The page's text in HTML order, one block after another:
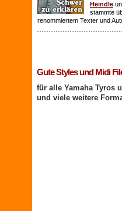
Heindle
stammte
renommiertem Texter und
Gute Styles und Midi
für alle Yamaha Tyros
und viele weitere